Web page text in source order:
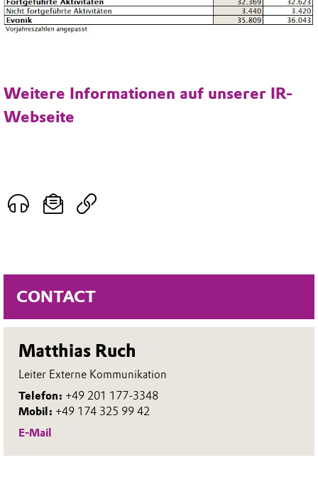
CONTACT
Matthias Ruch
Leiter Externe Kommunikation
Telefon: +49 201 177-3348
Mobil: +49 174 325 99 42
E-Mail
Weitere Informationen auf unserer IR-
Webseite